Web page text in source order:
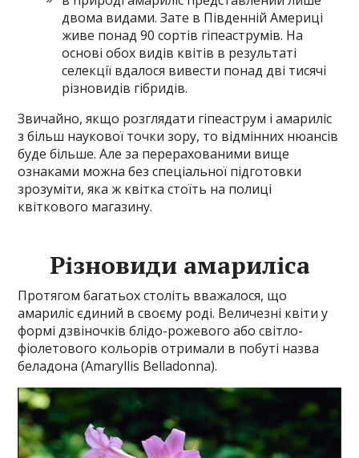
двома видами. Зате в Південній Америці
живе понад 90 сортів гіпеаструмів. На
основі обох видів квітів в результаті
селекції вдалося вивести понад дві тисячі
різновидів гібридів.
Звичайно, якщо розглядати гіпеаструм і амариліс
з більш наукової точки зору, то відмінних нюансів
буде більше. Але за перерахованими вище
ознаками можна без спеціальної підготовки
зрозуміти, яка ж квітка стоїть на полиці
квіткового магазину.
Різновиди амариліса
Протягом багатьох століть вважалося, що
амариліс єдиний в своєму роді. Величезні квіти у
формі дзвіночків блідо-рожевого або світло-
фіолетового кольорів отримали в побуті назва
беладона (Amaryllis Belladonna).